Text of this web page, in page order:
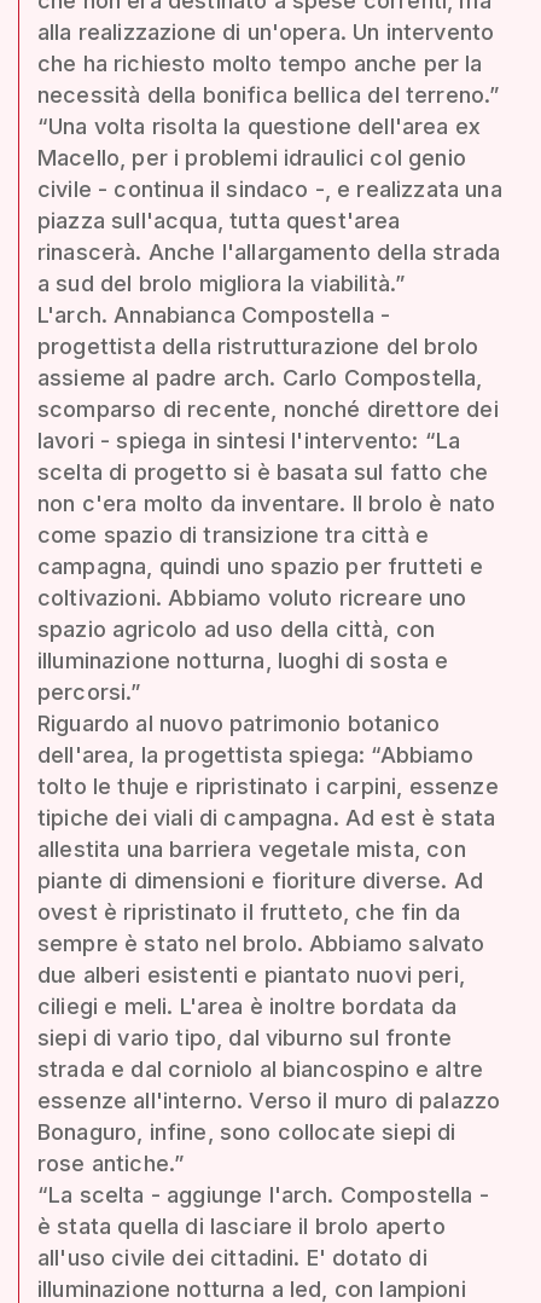
alla realizzazione di un'opera. Un intervento
che ha richiesto molto tempo anche per la
necessità della bonifica bellica del terreno.”
“Una volta risolta la questione dell'area ex
Macello, per i problemi idraulici col genio
civile - continua il sindaco -, e realizzata una
piazza sull'acqua, tutta quest'area
rinascerà. Anche l'allargamento della strada
a sud del brolo migliora la viabilità.”
L'arch. Annabianca Compostella -
progettista della ristrutturazione del brolo
assieme al padre arch. Carlo Compostella,
scomparso di recente, nonché direttore dei
lavori - spiega in sintesi l'intervento: “La
scelta di progetto si è basata sul fatto che
non c'era molto da inventare. Il brolo è nato
come spazio di transizione tra città e
campagna, quindi uno spazio per frutteti e
coltivazioni. Abbiamo voluto ricreare uno
spazio agricolo ad uso della città, con
illuminazione notturna, luoghi di sosta e
percorsi.”
Riguardo al nuovo patrimonio botanico
dell'area, la progettista spiega: “Abbiamo
tolto le thuje e ripristinato i carpini, essenze
tipiche dei viali di campagna. Ad est è stata
allestita una barriera vegetale mista, con
piante di dimensioni e fioriture diverse. Ad
ovest è ripristinato il frutteto, che fin da
sempre è stato nel brolo. Abbiamo salvato
due alberi esistenti e piantato nuovi peri,
ciliegi e meli. L'area è inoltre bordata da
siepi di vario tipo, dal viburno sul fronte
strada e dal corniolo al biancospino e altre
essenze all'interno. Verso il muro di palazzo
Bonaguro, infine, sono collocate siepi di
rose antiche.”
“La scelta - aggiunge l'arch. Compostella -
è stata quella di lasciare il brolo aperto
all'uso civile dei cittadini. E' dotato di
illuminazione notturna a led, con lampioni